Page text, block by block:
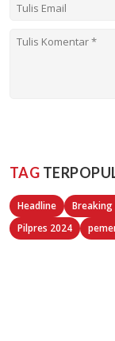
TAG
Headline Breaking
Pilpres 2024